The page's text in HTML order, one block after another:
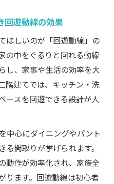
回遊動線の効果
ほしいのが「回遊動線」の
の中をぐるりと回れる動線
し、家事や生活の効率を大
階建てでは、キッチン・洗
ースを回遊できる設計が人
中心にダイニングやパント
る間取りが挙げられます。
動作が効率化され、家族全
ります。回遊動線は初心者